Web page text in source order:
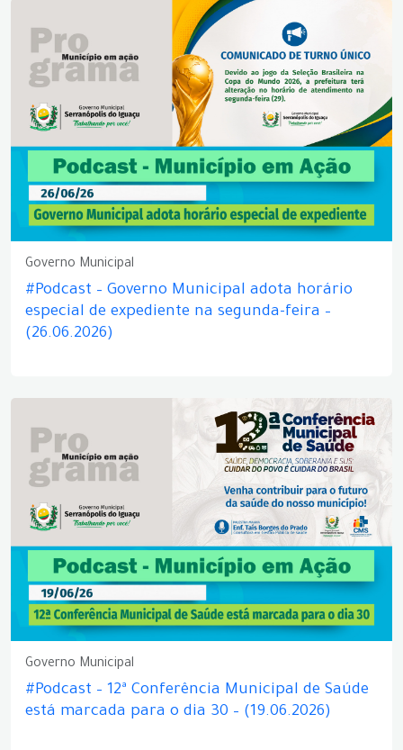
Governo Municipal
#Podcast – Governo Municipal adota horário
especial de expediente na segunda-feira –
(26.06.2026)
Governo Municipal
#Podcast – 12ª Conferência Municipal de Saúde
está marcada para o dia 30 – (19.06.2026)